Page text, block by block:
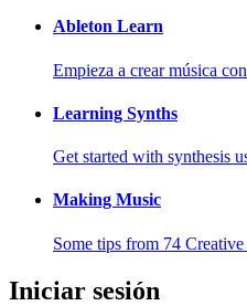
Ableton Learn
Empieza a crear música
Learning Synths
Get started with synthesis
Making Music
Some tips from 74
Iniciar sesión